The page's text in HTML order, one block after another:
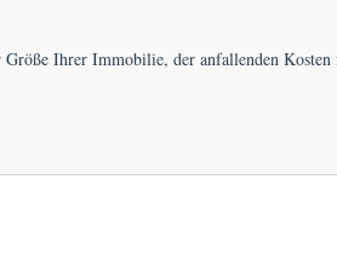
Größe Ihrer Immobilie, der anfallenden